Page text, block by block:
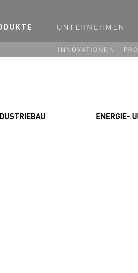
INNOVATIONEN
UNTERNEHMEN
ENERGIE-